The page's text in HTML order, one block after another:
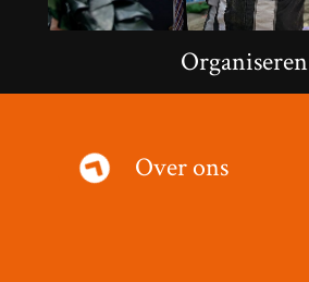
Organiseren
Over ons